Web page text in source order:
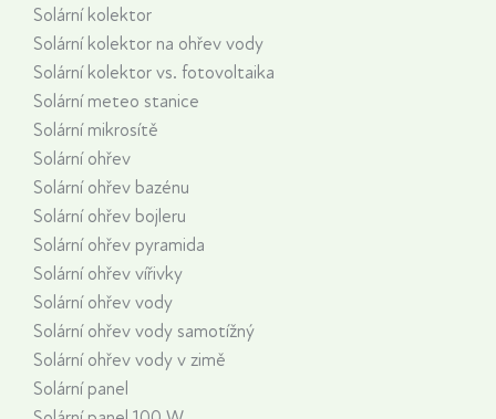
Solární kolektor
Solární kolektor na ohřev vody
Solární kolektor vs. fotovoltaika
Solární meteo stanice
Solární mikrosítě
Solární ohřev
Solární ohřev bazénu
Solární ohřev bojleru
Solární ohřev pyramida
Solární ohřev vířivky
Solární ohřev vody
Solární ohřev vody samotížný
Solární ohřev vody v zimě
Solární panel